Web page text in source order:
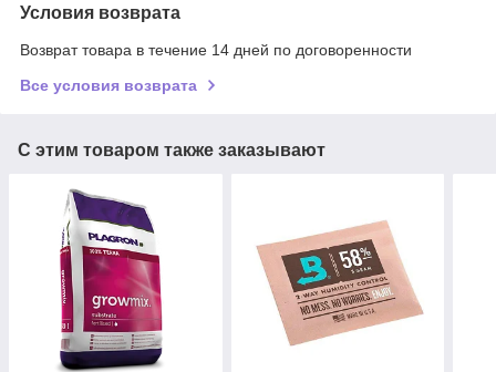
Условия возврата
Возврат товара в течение 14 дней по договоренности
Все условия возврата
С этим товаром также заказывают